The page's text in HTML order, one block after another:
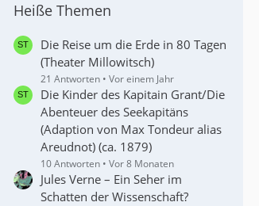
Heiße Themen
Die Reise um die Erde in 80 Tagen
(Theater Millowitsch)
21 Antworten Vor einem Jahr
Die Kinder des Kapitain Grant/Die
Abenteuer des Seekapitäns
(Adaption von Max Tondeur alias
Areudnot) (ca. 1879)
10 Antworten Vor 8 Monaten
Jules Verne – Ein Seher im
Schatten der Wissenschaft?